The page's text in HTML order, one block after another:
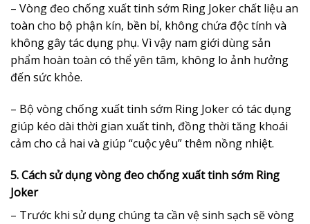
– Vòng đeo chống xuất tinh sớm Ring Joker chất liệu an
toàn cho bộ phận kín, bền bỉ, không chứa độc tính và
không gây tác dụng phụ. Vì vậy nam giới dùng sản
phẩm hoàn toàn có thể yên tâm, không lo ảnh hưởng
đến sức khỏe.
– Bộ vòng chống xuất tinh sớm Ring Joker có tác dụng
giúp kéo dài thời gian xuất tinh, đồng thời tăng khoái
cảm cho cả hai và giúp “cuộc yêu” thêm nồng nhiệt.
5. Cách sử dụng vòng đeo chống xuất tinh sớm Ring
Joker
– Trước khi sử dụng chúng ta cần vệ sinh sạch sẽ vòng